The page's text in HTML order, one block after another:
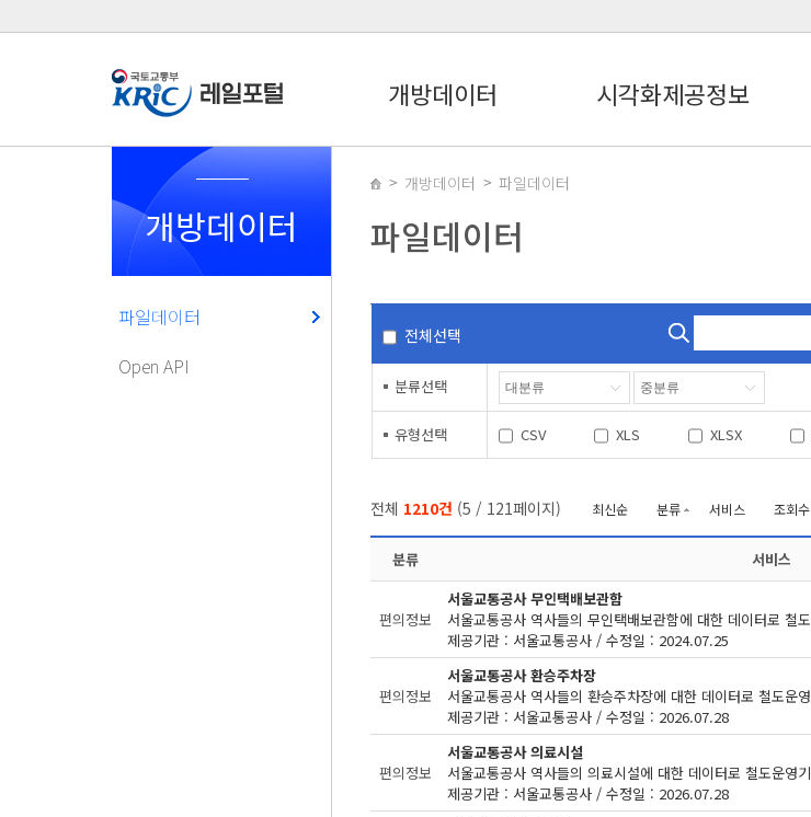
개방데이터 시각화제공정보
개방데이터
파일데이터
Open API
개방데이터 파일데이터
파일데이터
전체선택
분류선택
유형선택 CSV XLS XLSX
전체 1210건 (5 / 121페이지) 최신순 분류 서비스 조회수
분류 서비스
편의정보
서울교통공사 무인택배보관함
제공기관 : 서울교통공사 / 수정일 : 2024.07.25
편의정보
서울교통공사 환승주차장
제공기관 : 서울교통공사 / 수정일 : 2026.07.28
편의정보
서울교통공사 의료시설
제공기관 : 서울교통공사 / 수정일 : 2026.07.28